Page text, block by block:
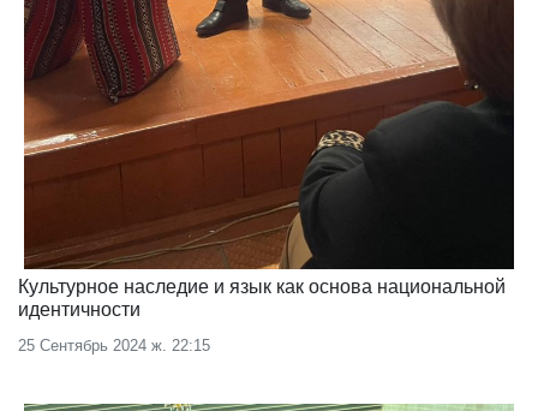
Культурное наследие и язык как основа национальной
идентичности
25 Сентябрь 2024 ж. 22:15